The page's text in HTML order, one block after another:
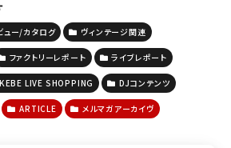
ュー/カタログ ヴィンテージ関連
ファクトリーレポート ライブレポート
LIVE SHOPPING DJコンテンツ
ARTICLE メルマガアーカイヴ